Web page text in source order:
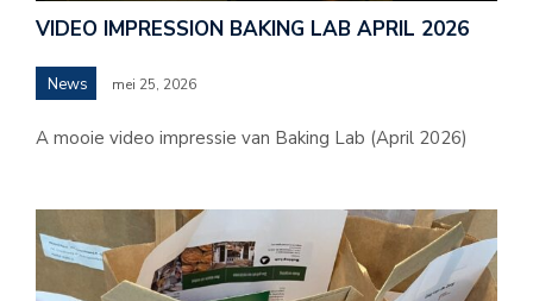
VIDEO IMPRESSION BAKING LAB APRIL 2026
News mei 25, 2026
A mooie video impressie van Baking Lab (April 2026)